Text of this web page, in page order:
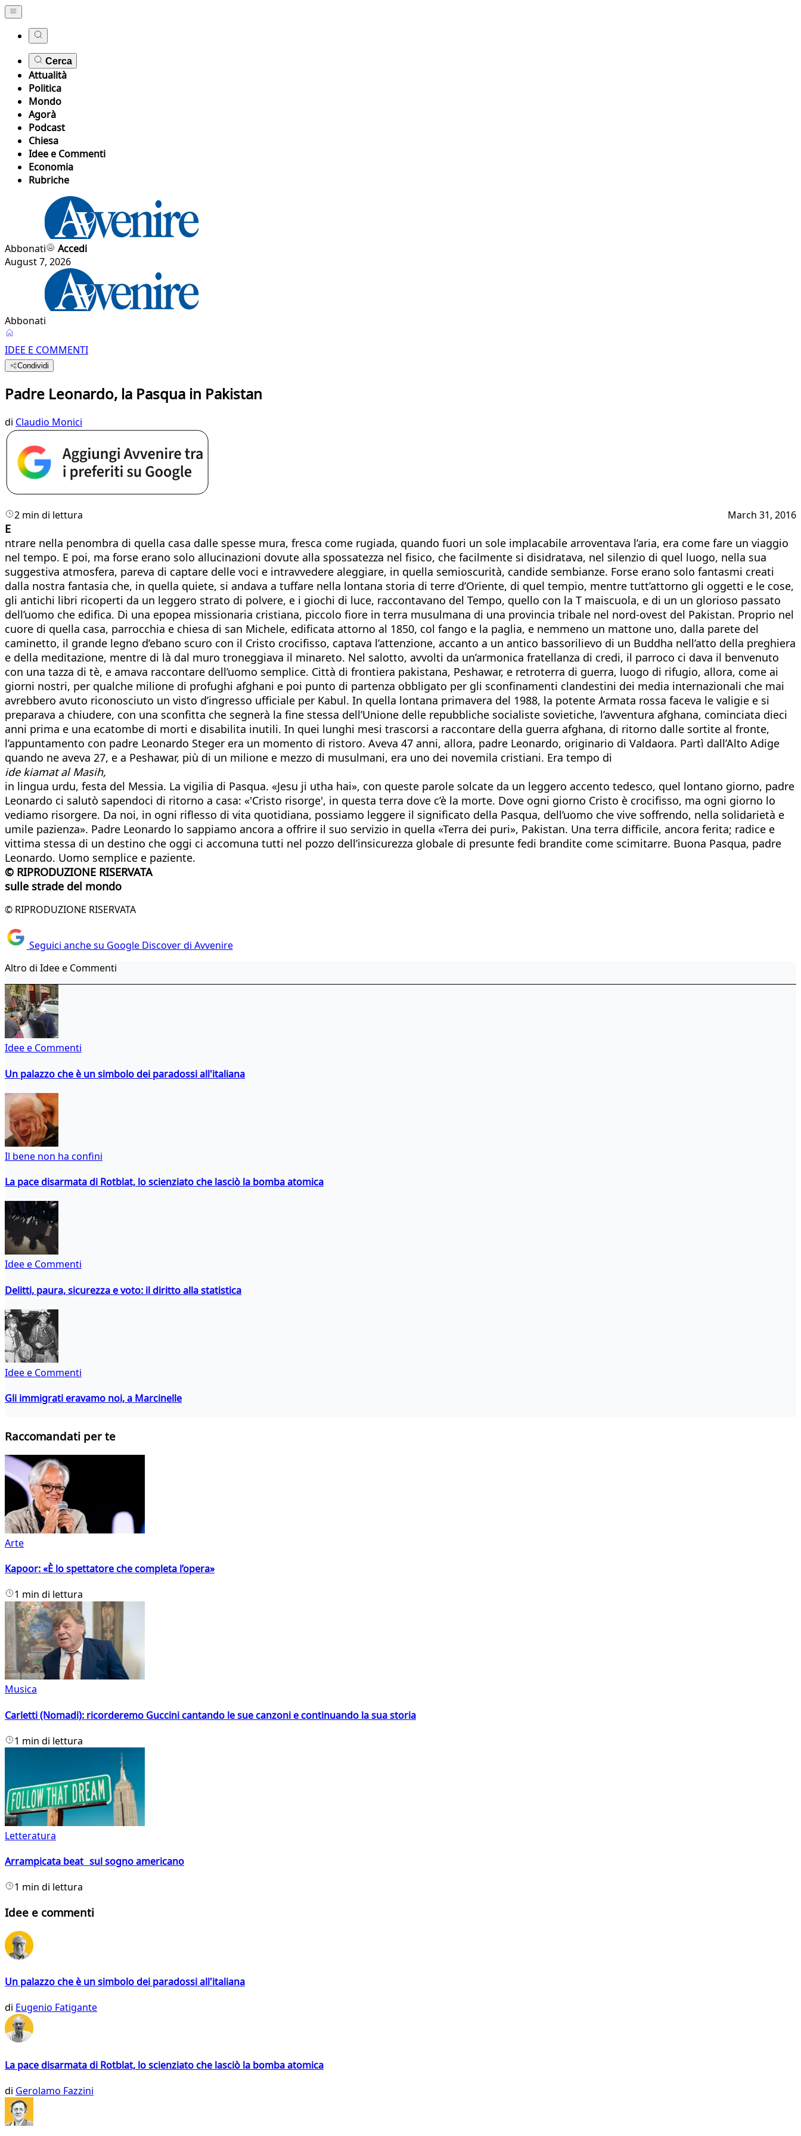
Cerca
Attualità
Politica
Mondo
Agorà
Podcast
Chiesa
Idee e Commenti
Economia
Rubriche
Abbonati
Accedi
August 7, 2026
Abbonati
IDEE E COMMENTI
Condividi
Padre Leonardo, la Pasqua in Pakistan
di Claudio Monici
2 min di lettura March 31, 2016
E
ntrare nella penombra di quella casa dalle spesse mura, fresca come rugiada, quando fuori un sole implacabile arroventava l’aria, era come fare un viaggio
nel tempo. E poi, ma forse erano solo allucinazioni dovute alla spossatezza nel fisico, che facilmente si disidratava, nel silenzio di quel luogo, nella sua
suggestiva atmosfera, pareva di captare delle voci e intravvedere aleggiare, in quella semioscurità, candide sembianze. Forse erano solo fantasmi creati
dalla nostra fantasia che, in quella quiete, si andava a tuffare nella lontana storia di terre d’Oriente, di quel tempio, mentre tutt’attorno gli oggetti e le cose,
gli antichi libri ricoperti da un leggero strato di polvere, e i giochi di luce, raccontavano del Tempo, quello con la T maiscuola, e di un un glorioso passato
dell’uomo che edifica. Di una epopea missionaria cristiana, piccolo fiore in terra musulmana di una provincia tribale nel nord-ovest del Pakistan. Proprio nel
cuore di quella casa, parrocchia e chiesa di san Michele, edificata attorno al 1850, col fango e la paglia, e nemmeno un mattone uno, dalla parete del
caminetto, il grande legno d’ebano scuro con il Cristo crocifisso, captava l’attenzione, accanto a un antico bassorilievo di un Buddha nell’atto della preghiera
e della meditazione, mentre di là dal muro troneggiava il minareto. Nel salotto, avvolti da un’armonica fratellanza di credi, il parroco ci dava il benvenuto
con una tazza di tè, e amava raccontare dell’uomo semplice. Città di frontiera pakistana, Peshawar, e retroterra di guerra, luogo di rifugio, allora, come ai
giorni nostri, per qualche milione di profughi afghani e poi punto di partenza obbligato per gli sconfinamenti clandestini dei media internazionali che mai
avrebbero avuto riconosciuto un visto d’ingresso ufficiale per Kabul. In quella lontana primavera del 1988, la potente Armata rossa faceva le valigie e si
preparava a chiudere, con una sconfitta che segnerà la fine stessa dell’Unione delle repubbliche socialiste sovietiche, l’avventura afghana, cominciata dieci
anni prima e una ecatombe di morti e disabilita inutili. In quei lunghi mesi trascorsi a raccontare della guerra afghana, di ritorno dalle sortite al fronte,
l’appuntamento con padre Leonardo Steger era un momento di ristoro. Aveva 47 anni, allora, padre Leonardo, originario di Valdaora. Partì dall’Alto Adige
quando ne aveva 27, e a Peshawar, più di un milione e mezzo di musulmani, era uno dei novemila cristiani. Era tempo di
ide kiamat al Masih,
in lingua urdu, festa del Messia. La vigilia di Pasqua. «Jesu ji utha hai», con queste parole solcate da un leggero accento tedesco, quel lontano giorno, padre
Leonardo ci salutò sapendoci di ritorno a casa: «'Cristo risorge', in questa terra dove c’è la morte. Dove ogni giorno Cristo è crocifisso, ma ogni giorno lo
vediamo risorgere. Da noi, in ogni riflesso di vita quotidiana, possiamo leggere il significato della Pasqua, dell’uomo che vive soffrendo, nella solidarietà e
umile pazienza». Padre Leonardo lo sappiamo ancora a offrire il suo servizio in quella «Terra dei puri», Pakistan. Una terra difficile, ancora ferita; radice e
vittima stessa di un destino che oggi ci accomuna tutti nel pozzo dell’insicurezza globale di presunte fedi brandite come scimitarre. Buona Pasqua, padre
Leonardo. Uomo semplice e paziente.
© RIPRODUZIONE RISERVATA
sulle strade del mondo
© RIPRODUZIONE RISERVATA
Seguici anche su Google Discover di Avvenire
Altro di Idee e Commenti
Idee e Commenti
Un palazzo che è un simbolo dei paradossi all'italiana
Il bene non ha confini
La pace disarmata di Rotblat, lo scienziato che lasciò la bomba atomica
Idee e Commenti
Delitti, paura, sicurezza e voto: il diritto alla statistica
Idee e Commenti
Gli immigrati eravamo noi, a Marcinelle
Raccomandati per te
Arte
Kapoor: «È lo spettatore che completa l’opera»
1 min di lettura
Musica
Carletti (Nomadi): ricorderemo Guccini cantando le sue canzoni e continuando la sua storia
1 min di lettura
Letteratura
Arrampicata beat sul sogno americano
1 min di lettura
Idee e commenti
Un palazzo che è un simbolo dei paradossi all'italiana
di Eugenio Fatigante
La pace disarmata di Rotblat, lo scienziato che lasciò la bomba atomica
di Gerolamo Fazzini